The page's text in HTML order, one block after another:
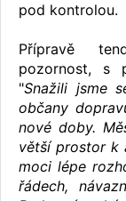
pod kontrolou.
Přípravě
pozornost, s
"Snažili jsme
občany
nové doby.
větší prostor k
moci lépe
řádech,